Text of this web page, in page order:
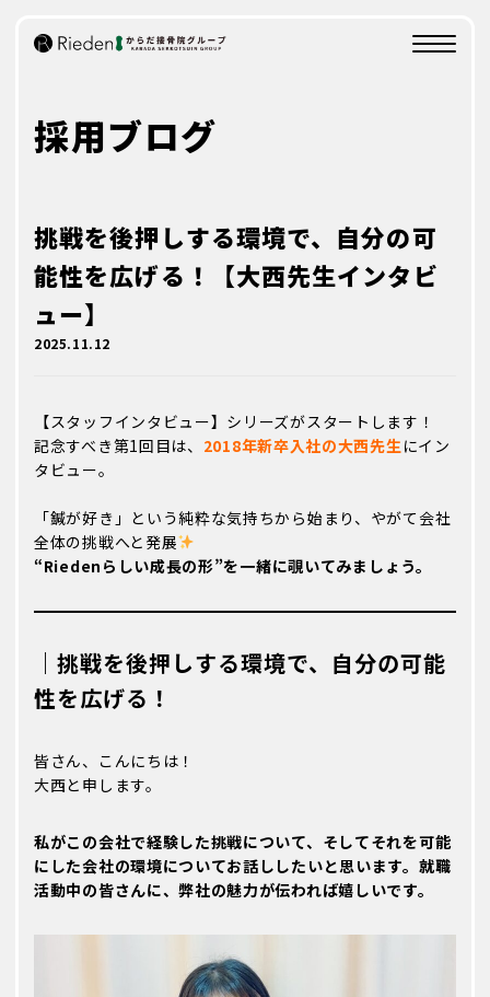
創業の想い
業務内容
SHIGOTO
研修制度
評価制度
トレーナー紹介/インタビュー
INTERVIEW
治療家
福利厚生/数字で知るKARADA
WELFARE/DATA
数字で知るKARADA
性格診断
WCIY?
採用ブログ
挑戦を後押しする環境で、自分の可
能性を広げる！【大西先生インタビ
ュー】
2025.11.12
【スタッフインタビュー】シリーズがスタートします！
記念すべき第1回目は、 2018年新卒入社の大西先生にイン
タビュー。
「鍼が好き」という純粋な気持ちから始まり、やがて会社
全体の挑戦へと発展
“Riedenらしい成長の形”を一緒に覗いてみましょう。
｜挑戦を後押しする環境で、自分の可能
性を広げる！
皆さん、こんにちは！
大西と申します。
私がこの会社で経験した挑戦について、そしてそれを可能
にした会社の環境についてお話ししたいと思います。就職
活動中の皆さんに、弊社の魅力が伝われば嬉しいです。